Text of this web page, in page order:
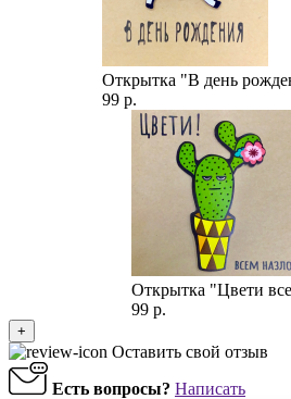
Открытка "В день
99 р.
Открытка "Цвети
99 р.
+
Оставить свой отзыв
Есть вопросы? Написать